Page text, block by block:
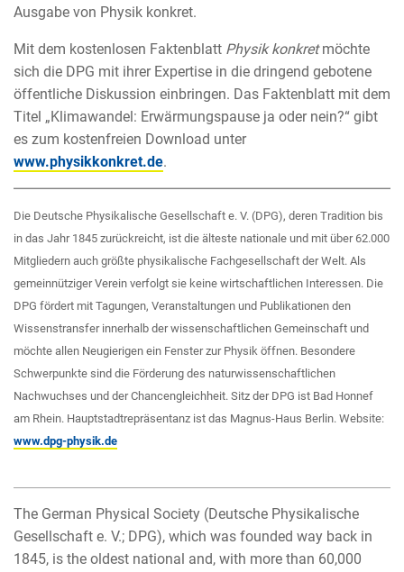
Ausgabe von Physik konkret.
Mit dem kostenlosen Faktenblatt Physik konkretmöchte
sich die DPG mit ihrer Expertise in die dringend gebotene
öffentliche Diskussion einbringen. Das Faktenblatt mit dem
Titel „Klimawandel: Erwärmungspause ja oder nein?“ gibt
es zum kostenfreien Download unter
www.physikkonkret.de.
Die Deutsche Physikalische Gesellschaft e. V. (DPG), deren Tradition bis
in das Jahr 1845 zurückreicht, ist die älteste nationale und mit über 62.000
Mitgliedern auch größte physikalische Fachgesellschaft der Welt. Als
gemeinnütziger Verein verfolgt sie keine wirtschaftlichen Interessen. Die
DPG fördert mit Tagungen, Veranstaltungen und Publikationen den
Wissenstransfer innerhalb der wissenschaftlichen Gemeinschaft und
möchte allen Neugierigen ein Fenster zur Physik öffnen. Besondere
Schwerpunkte sind die Förderung des naturwissenschaftlichen
Nachwuchses und der Chancengleichheit. Sitz der DPG ist Bad Honnef
am Rhein. Hauptstadtrepräsentanz ist das Magnus-Haus Berlin. Website:
www.dpg-physik.de
The German Physical Society (Deutsche Physikalische
Gesellschaft e. V.; DPG), which was founded way back in
1845, is the oldest national and, with more than 60,000